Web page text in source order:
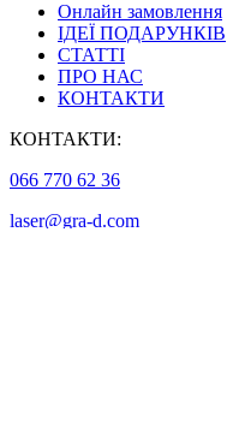
можна
вибрати
Онлайн замовлення
ІДЕЇ ПОДАРУНКІВ
СТАТТІ
ПРО НАС
КОНТАКТИ
КОНТАКТИ:
066 770 62 36
laser@gra-d.com